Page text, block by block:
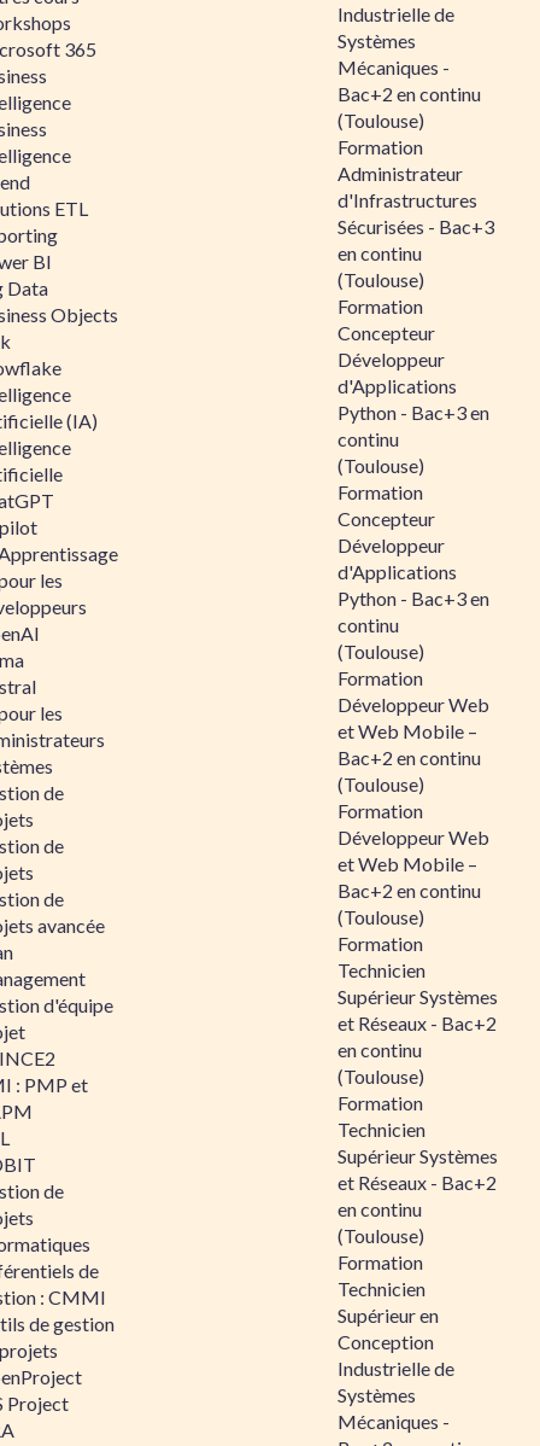
365
ETL
BI
Data
Objects
(IA)
les
les
de
de
de
avancée
d'équipe
: PMP et
de
de
: CMMI
de gestion
Project
Industrielle de
Systèmes
Mécaniques -
Bac+2 en continu
(Toulouse)
Formation
Administrateur
d'Infrastructures
Sécurisées - Bac+3
en continu
(Toulouse)
Formation
Concepteur
Développeur
d'Applications
Python - Bac+3 en
continu
(Toulouse)
Formation
Concepteur
Développeur
d'Applications
Python - Bac+3 en
continu
(Toulouse)
Formation
Développeur Web
et Web Mobile –
Bac+2 en continu
(Toulouse)
Formation
Développeur Web
et Web Mobile –
Bac+2 en continu
(Toulouse)
Formation
Technicien
Supérieur Systèmes
et Réseaux - Bac+2
en continu
(Toulouse)
Formation
Technicien
Supérieur Systèmes
et Réseaux - Bac+2
en continu
(Toulouse)
Formation
Technicien
Supérieur en
Conception
Industrielle de
Systèmes
Mécaniques -